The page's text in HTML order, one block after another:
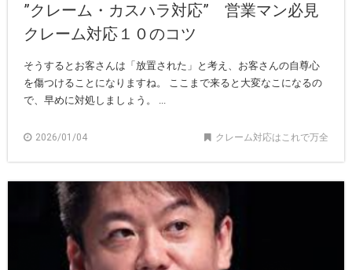
”クレーム・カスハラ対応” 営業マン必見
クレーム対応１０のコツ
そうするとお客さんは「放置された」と考え、お客さんの自尊心
を傷つけることになりますね。 ここまで来ると大変なこになるの
で、早めに対処しましょう。 ...
2026/01/04 クレーム対応はこれで万全